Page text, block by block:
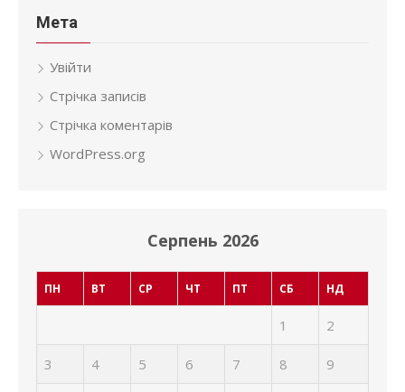
Мета
Увійти
Стрічка записів
Стрічка коментарів
WordPress.org
Серпень 2026
ПН ВТ СР ЧТ ПТ СБ НД
1 2
3 4 5 6 7 8 9